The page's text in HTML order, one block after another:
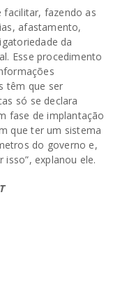
facilitar, fazendo as
afastamento,
da
Esse procedimento
têm que ser
só se declara
fase de implantação
que ter um sistema
do governo e,
explanou ele.